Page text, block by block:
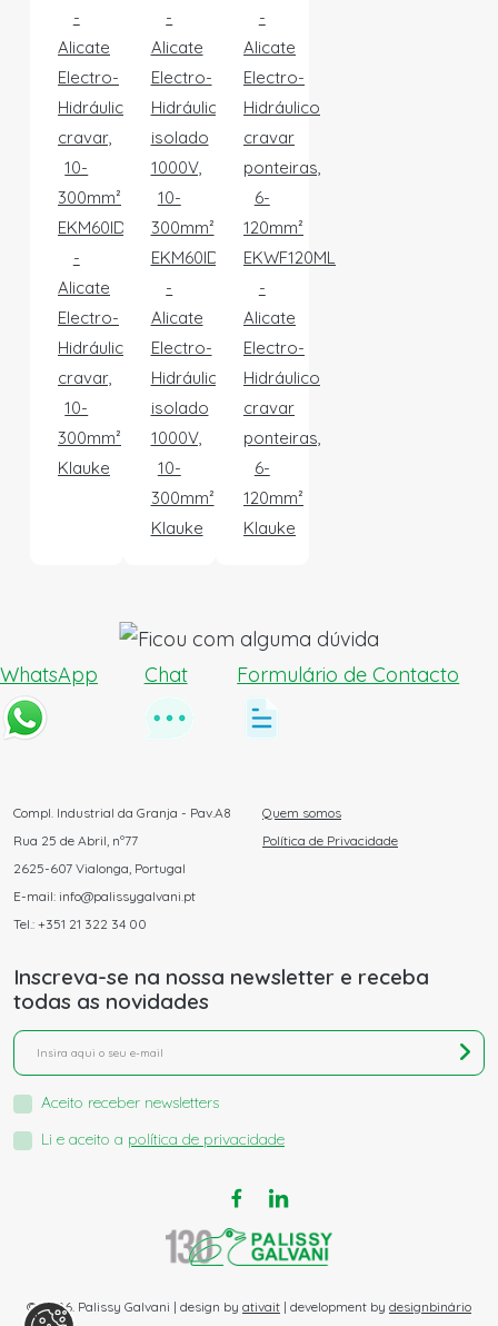
EKM60IDCFM
-
Alicate
Electro-
Hidráulico
cravar,
10-
300mm²
Klauke
EKM60IDISM
-
Alicate
Electro-
Hidráulico
isolado
1000V,
10-
300mm²
Klauke
EKWF120ML
-
Alicate
Electro-
Hidráulico
cravar
ponteiras,
6-
120mm²
Klauke
WhatsApp Chat Formulário de Contacto
Compl. Industrial da Granja - Pav.A8
Rua 25 de Abril, nº77
2625-607 Vialonga, Portugal
E-mail: info@palissygalvani.pt
Tel.: +351 21 322 34 00
Quem somos
Política de Privacidade
Inscreva-se na nossa newsletter e receba
todas as novidades
Aceito receber newsletters
Li e aceito a política de privacidade
© 2026. Palissy Galvani | design by ativait | development by designbinário